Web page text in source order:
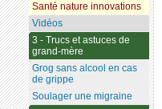
Santé nature innovations
Vidéos
3 - Trucs et astuces de
grand-mère
Grog sans alcool en cas
de grippe
Soulager une migraine